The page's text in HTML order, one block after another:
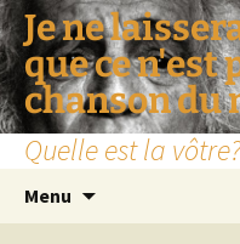
Je ne
que ce n'est
chanson du
Quelle est la vôtre?
Menu